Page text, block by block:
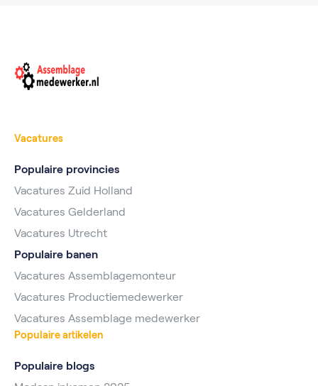
Vacatures
Populaire provincies
Vacatures Zuid Holland
Vacatures Gelderland
Vacatures Utrecht
Populaire banen
Vacatures Assemblagemonteur
Vacatures Productiemedewerker
Vacatures Assemblage medewerker
Populaire artikelen
Populaire blogs